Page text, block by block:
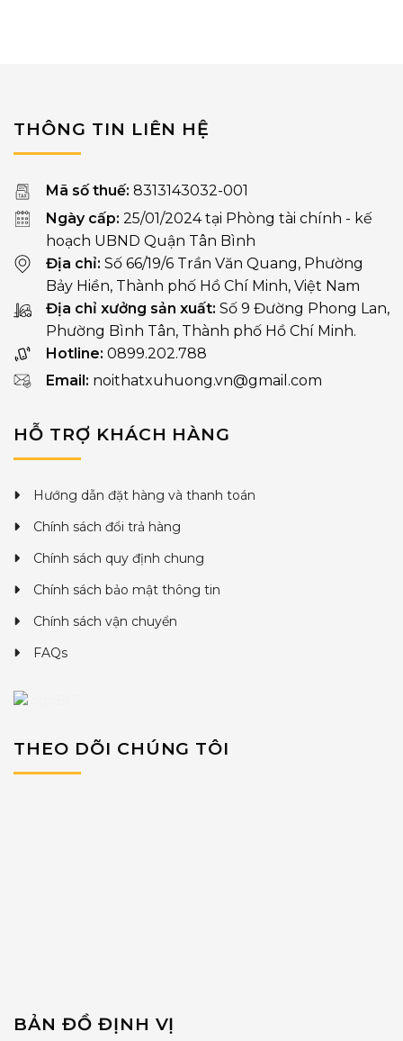
THÔNG TIN LIÊN HỆ
Mã số thuế: 8313143032-001
Ngày cấp: 25/01/2024 tại Phòng tài chính - kế
hoạch UBND Quận Tân Bình
Địa chỉ: Số 66/19/6 Trần Văn Quang, Phường
Bảy Hiền, Thành phố Hồ Chí Minh, Việt Nam
Địa chỉ xưởng sản xuất: Số 9 Đường Phong Lan,
Phường Bình Tân, Thành phố Hồ Chí Minh.
Hotline: 0899.202.788
Email: noithatxuhuong.vn@gmail.com
HỖ TRỢ KHÁCH HÀNG
Hướng dẫn đặt hàng và thanh toán
Chính sách đổi trả hàng
Chính sách quy định chung
Chính sách bảo mật thông tin
Chính sách vận chuyển
FAQs
THEO DÕI CHÚNG TÔI
BẢN ĐỒ ĐỊNH VỊ